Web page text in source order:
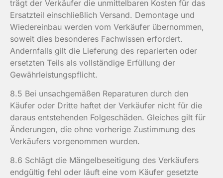
trägt der Verkäufer die unmittelbaren Kosten für das
Ersatzteil einschließlich Versand. Demontage und
Wiedereinbau werden vom Verkäufer übernommen,
soweit dies besonderes Fachwissen erfordert.
Andernfalls gilt die Lieferung des reparierten oder
ersetzten Teils als vollständige Erfüllung der
Gewährleistungspflicht.
8.5 Bei unsachgemäßen Reparaturen durch den
Käufer oder Dritte haftet der Verkäufer nicht für die
daraus entstehenden Folgeschäden. Gleiches gilt für
Änderungen, die ohne vorherige Zustimmung des
Verkäufers vorgenommen wurden.
8.6 Schlägt die Mängelbeseitigung des Verkäufers
endgültig fehl oder läuft eine vom Käufer gesetzte